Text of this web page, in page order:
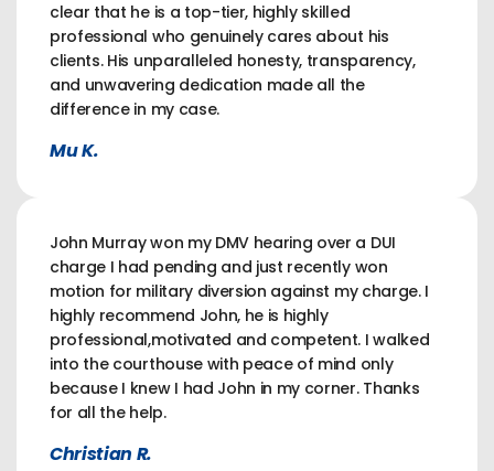
clear that he is a top-tier, highly skilled
professional who genuinely cares about his
clients. His unparalleled honesty, transparency,
and unwavering dedication made all the
difference in my case.
Mu K.
John Murray won my DMV hearing over a DUI
charge I had pending and just recently won
motion for military diversion against my charge. I
highly recommend John, he is highly
professional,motivated and competent. I walked
into the courthouse with peace of mind only
because I knew I had John in my corner. Thanks
for all the help.
Christian R.